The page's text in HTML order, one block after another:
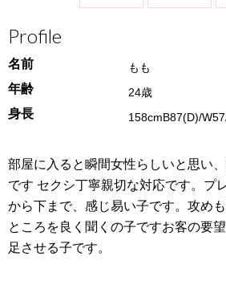
Profile
名前 もも
年齢 24歳
身長 158cmB87(D)/
部屋に入ると瞬間女性らしいと思い
です セクシ丁寧親切な対応です。プ
から下まで、感じ易い子です。攻め
ところを良く聞くの子ですお客の要
足させる子です。